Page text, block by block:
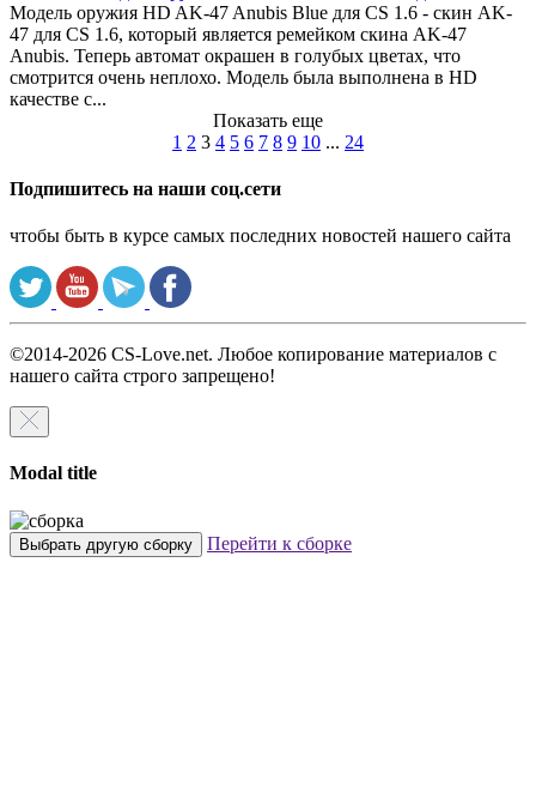
Модель оружия HD AK-47 Anubis Blue для CS 1.6 - скин AK-
47 для CS 1.6, который является ремейком скина AK-47
Anubis. Теперь автомат окрашен в голубых цветах, что
смотрится очень неплохо. Модель была выполнена в HD
качестве с...
Показать еще
1 2 3 4 5 6 7 8 9 10 ... 24
Подпишитесь на наши соц.сети
чтобы быть в курсе самых последних новостей нашего сайта
©2014-2026 CS-Love.net. Любое копирование материалов с
нашего сайта строго запрещено!
Modal title
Выбрать другую сборку Перейти к сборке